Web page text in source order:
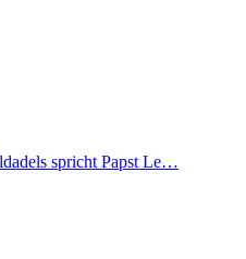
spricht Papst Le…